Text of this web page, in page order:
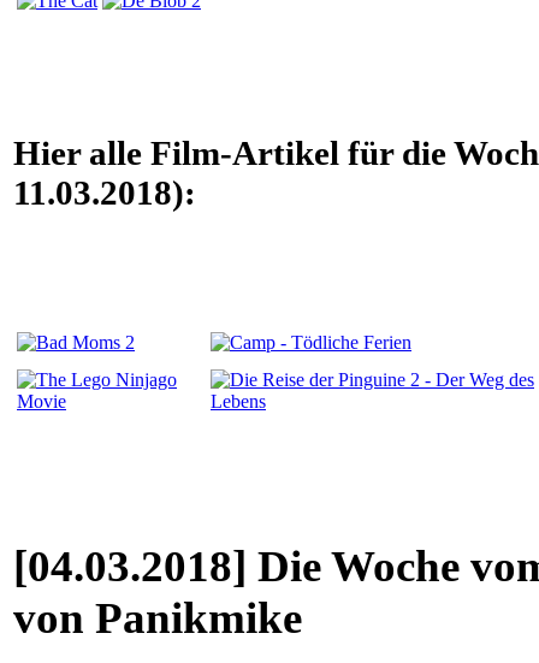
Hier alle Film-Artikel für die
11.03.2018):
[04.03.2018] Die Woche
von Panikmike